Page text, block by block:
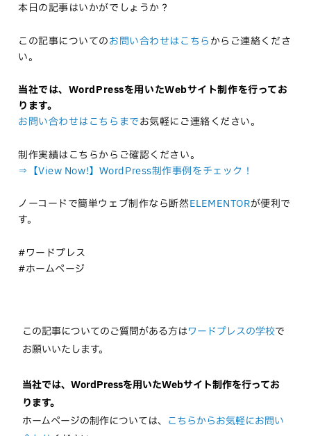
本日の記事はいかがでしょうか？
この記事についてのお問い合わせはこちらからご連絡くださ
い。
当社では、WordPressを用いたWebサイト制作を行ってお
ります。
お問い合わせはこちらまでお気軽にご連絡ください。
制作実績はこちらからご確認ください。
⇒【View Now!】WordPress制作事例をチェック！
ノーコードで簡単ウェブ制作なら断然ELEMENTORが便利で
す。
#ワードプレス
#ホームページ
この記事についてのご質問がある方はワードプレスの学校で
お願いいたします。
当社では、WordPressを用いたWebサイト制作を行ってお
ります。
ホームページの制作については、 こちらからお気軽にお問い